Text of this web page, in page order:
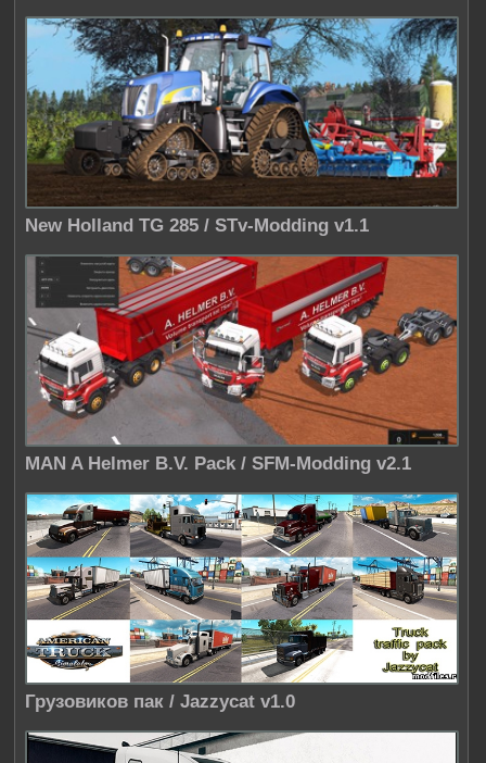
New Holland TG 285 / STv-Modding v1.1
MAN A Helmer B.V. Pack / SFM-Modding v2.1
Грузовиков пак / Jazzycat v1.0